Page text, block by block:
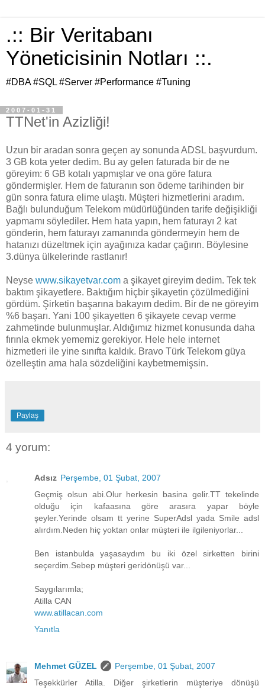
.:: Bir Veritabanı
Yöneticisinin Notları ::.
#DBA #SQL #Server #Performance #Tuning
2007-01-31
TTNet'in Azizliği!
Uzun bir aradan sonra geçen ay sonunda ADSL başvurdum.
3 GB kota yeter dedim. Bu ay gelen faturada bir de ne
göreyim: 6 GB kotalı yapmışlar ve ona göre fatura
göndermişler. Hem de faturanın son ödeme tarihinden bir
gün sonra fatura elime ulaştı. Müşteri hizmetlerini aradım.
Bağlı bulunduğum Telekom müdürlüğünden tarife değişikliği
yapmamı söylediler. Hem hata yapın, hem faturayı 2 kat
gönderin, hem faturayı zamanında göndermeyin hem de
hatanızı düzeltmek için ayağınıza kadar çağırın. Böylesine
3.dünya ülkelerinde rastlanır!
Neyse www.sikayetvar.com a şikayet gireyim dedim. Tek tek
baktım şikayetlere. Baktığım hiçbir şikayetin çözülmediğini
gördüm. Şirketin başarına bakayım dedim. Bir de ne göreyim
%6 başarı. Yani 100 şikayetten 6 şikayete cevap verme
zahmetinde bulunmuşlar. Aldığımız hizmet konusunda daha
fırınla ekmek yememiz gerekiyor. Hele hele internet
hizmetleri ile yine sınıfta kaldık. Bravo Türk Telekom güya
özelleştin ama hala sözdeliğini kaybetmemişsin.
Paylaş
4 yorum:
Adsız Perşembe, 01 Şubat, 2007
Geçmiş olsun abi.Olur herkesin basina gelir.TT tekelinde
olduğu için kafaasına göre arasıra yapar böyle
şeyler.Yerinde olsam tt yerine SuperAdsl yada Smile adsl
alırdım.Neden hiç yoktan onlar müşteri ile ilgileniyorlar...
Ben istanbulda yaşasaydım bu iki özel sirketten birini
seçerdim.Sebep müşteri geridönüşü var...
Saygılarımla;
Atilla CAN
www.atillacan.com
Yanıtla
Mehmet GÜZEL
Perşembe, 01 Şubat, 2007
Teşekkürler Atilla. Diğer şirketlerin müşteriye dönüşü